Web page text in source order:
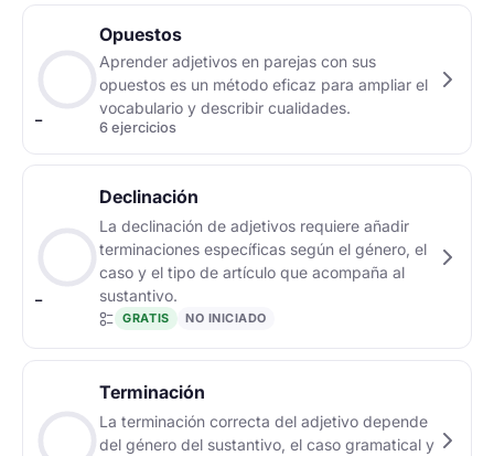
Opuestos
Aprender adjetivos en parejas con sus
opuestos es un método eficaz para ampliar el
vocabulario y describir cualidades.
6 ejercicios
–
Declinación
La declinación de adjetivos requiere añadir
terminaciones específicas según el género, el
caso y el tipo de artículo que acompaña al
sustantivo.
GRATIS NO INICIADO
–
Terminación
La terminación correcta del adjetivo depende
del género del sustantivo, el caso gramatical y